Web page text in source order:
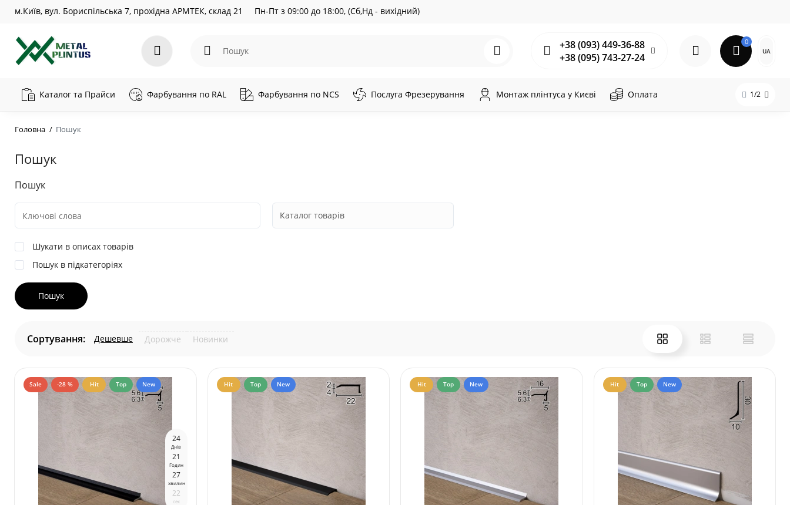
м.Київ, вул. Бориспільська 7, прохідна АРМТЕК, склад 21 Пн-Пт з 09:00 до 18:00, (Сб,Нд - вихідний)
+38 (093) 449-36-88
+38 (095) 743-27-24
0
UA
Каталог та Прайси Фарбування по RAL Фарбування по NCS Послуга Фрезерування Монтаж плінтуса у Києві Оплата 1/2
Головна Пошук
Пошук
Пошук
Шукати в описах товарів
Пошук в підкатегоріях
Сортування: Дешевше Дорожче Новинки
Sale -28 % Hit Top New
24
Днів
21
Годин
27
хвилин
21
сек
Hit Top New Hit Top New Hit Top New